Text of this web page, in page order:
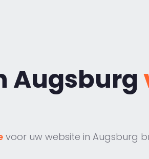
Augsburg
voor uw website in Augsburg